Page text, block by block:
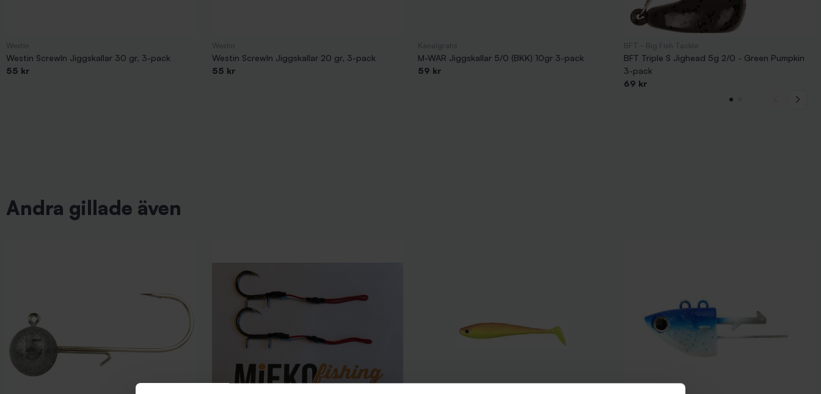
Westin ScrewIn Jiggskallar 30 gr, 3-pack
55 kr
Westin ScrewIn Jiggskallar 20 gr, 3-pack
55 kr
M-WAR Jiggskallar 5/0 (BKK) 10gr 3-pack
59 kr
BFT Triple S Jighead 5g 2/0 - Green Pumpkin
3-pack
69 kr
Andra gillade även